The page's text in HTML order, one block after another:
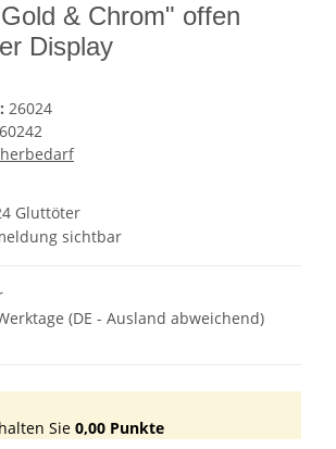
& Chrom" offen
Display
26024
Gluttöter
sichtbar
(DE - Ausland abweichend)
Sie 0,00 Punkte